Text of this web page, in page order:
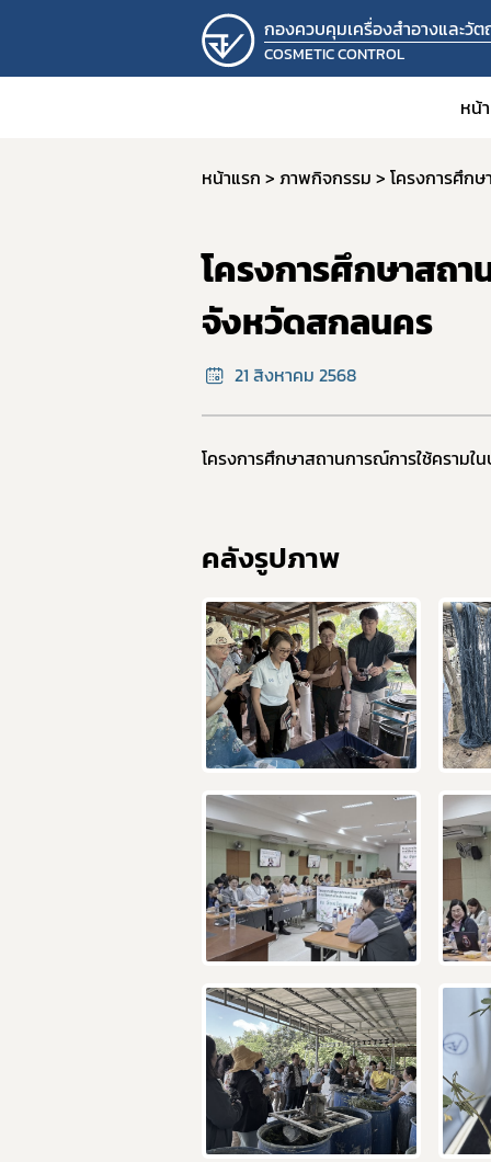
กองควบคุมเครื่องสำอางและวั
COSMETIC CONTROL
หน้
หน้าแรก ภาพกิจกรรม โครงการศึก
โครงการศึกษาสถา
จังหวัดสกลนคร
21 สิงหาคม 2568
โครงการศึกษาสถานการณ์การใช้คราม
คลังรูปภาพ